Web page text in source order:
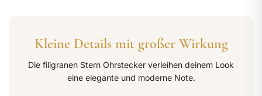
Kleine Details mit großer Wirkung
Die filigranen Stern Ohrstecker verleihen deinem Look
eine elegante und moderne Note.